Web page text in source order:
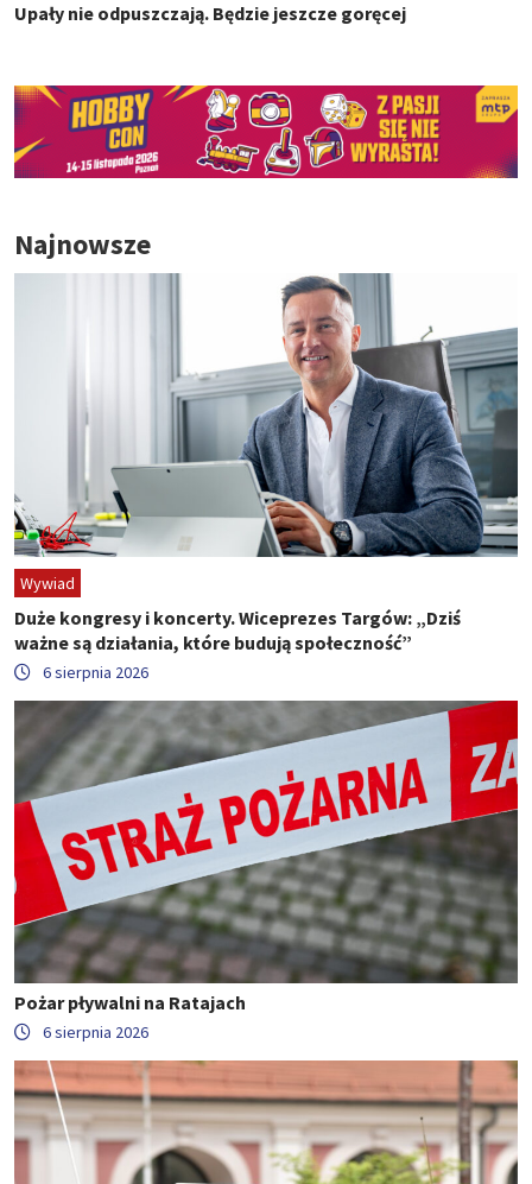
Upały nie odpuszczają. Będzie jeszcze goręcej
Najnowsze
Wywiad
Duże kongresy i koncerty. Wiceprezes Targów: „Dziś
ważne są działania, które budują społeczność”
6 sierpnia 2026
Pożar pływalni na Ratajach
6 sierpnia 2026